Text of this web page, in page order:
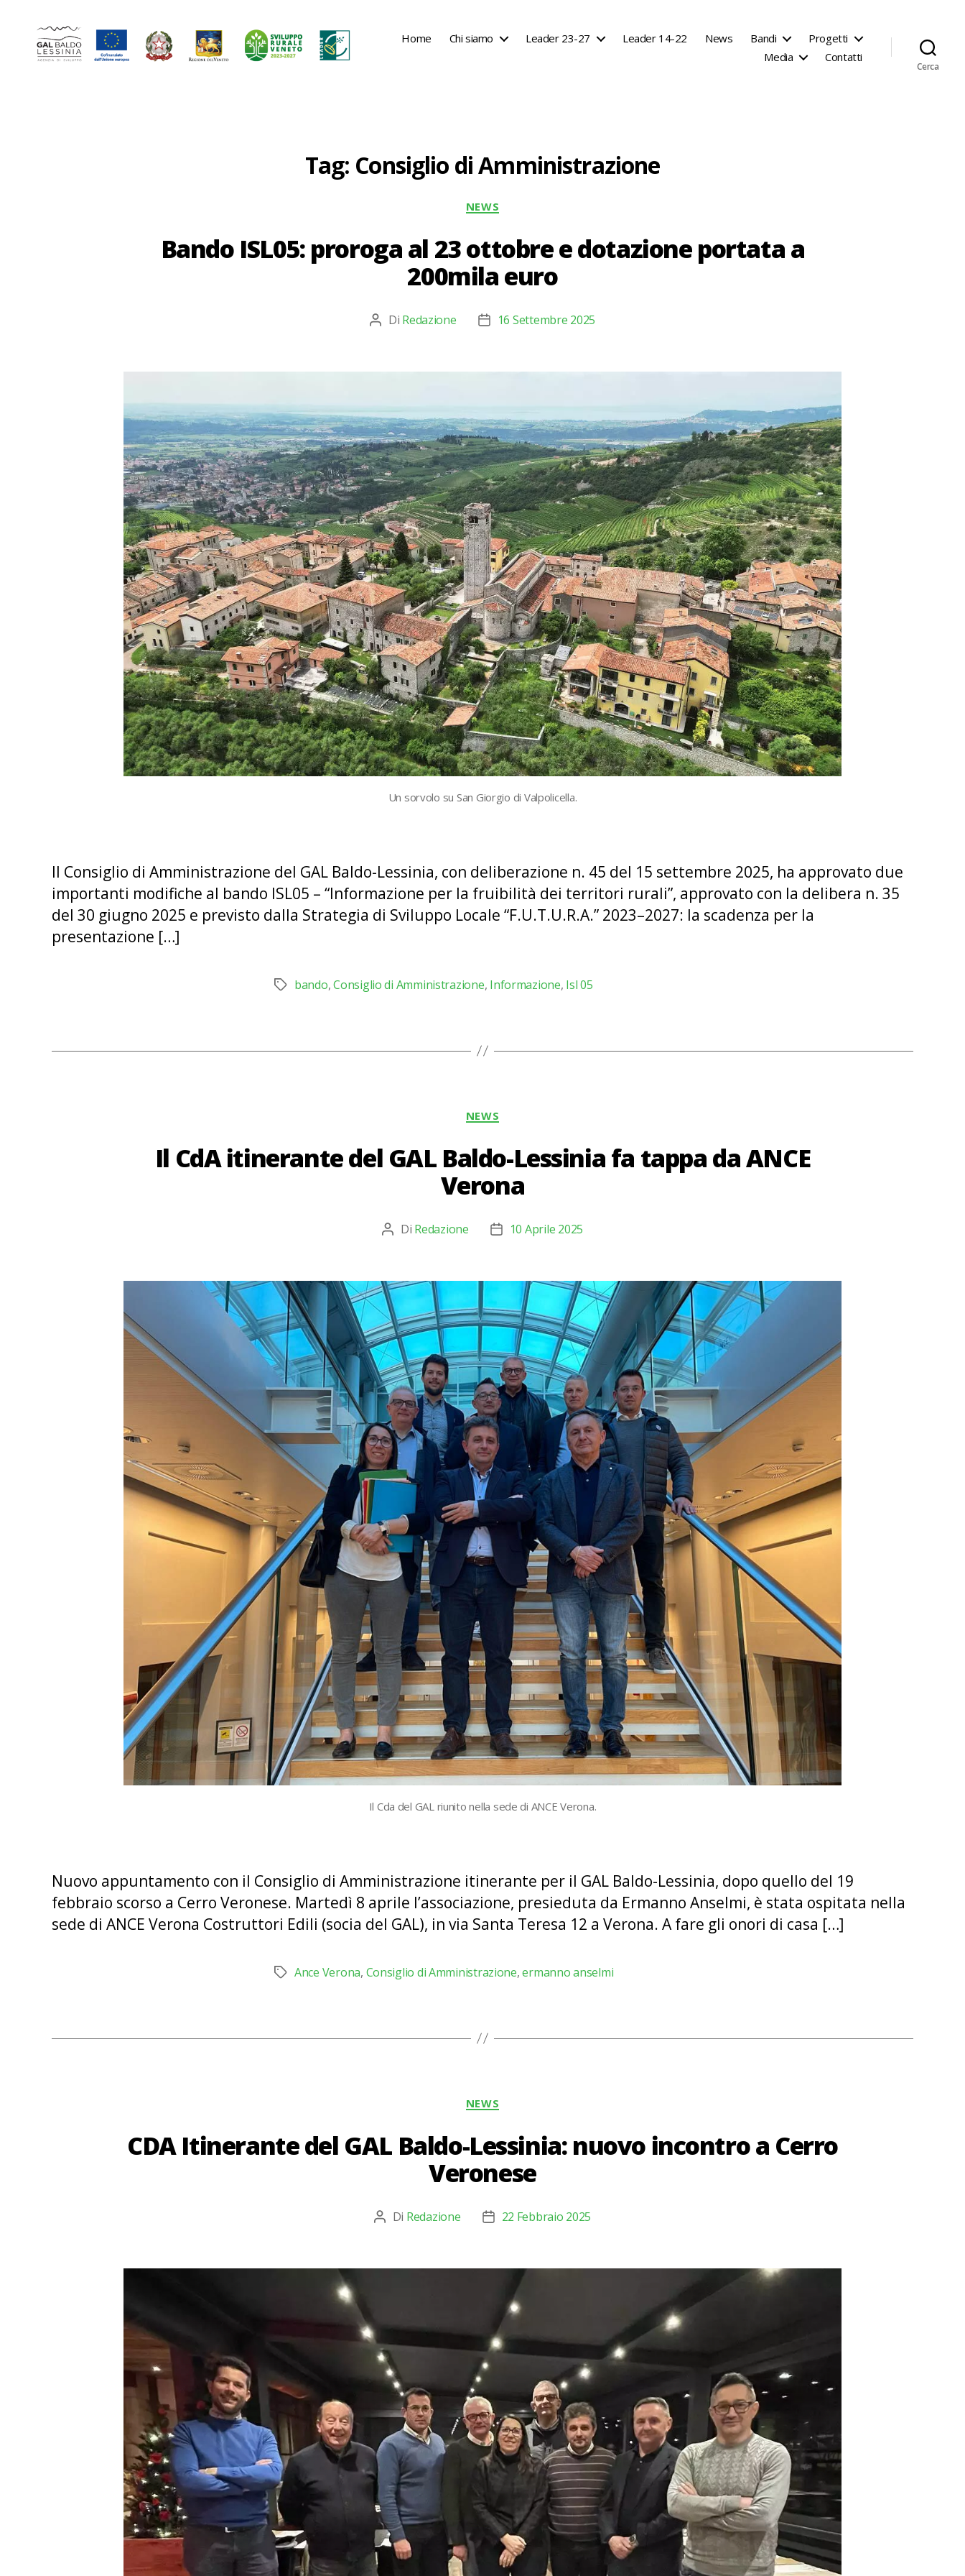
Home Chi siamo Leader 23-27 Leader 14-22 News Bandi
Progetti
Media
Contatti
Cerca
Tag: Consiglio di Amministrazione
Categorie
NEWS
Bando ISL05: proroga al 23 ottobre e dotazione portata a
200mila euro
Autore
Di Redazione
Data16 Settembre 2025
Un sorvolo su San Giorgio di Valpolicella.
Il Consiglio di Amministrazione del GAL Baldo-Lessinia, con deliberazione n. 45 del 15 settembre 2025, ha approvato due
importanti modifiche al bando ISL05 – “Informazione per la fruibilità dei territori rurali”, approvato con la delibera n. 35
del 30 giugno 2025 e previsto dalla Strategia di Sviluppo Locale “F.U.T.U.R.A.” 2023–2027: la scadenza per la
presentazione […]
Tag bando,Consiglio di Amministrazione, Informazione, Isl 05
Categorie
NEWS
Il CdA itinerante del GAL Baldo-Lessinia fa tappa da ANCE
Verona
Autore
Di Redazione
Data10 Aprile 2025
Il Cda del GAL riunito nella sede di ANCE Verona.
Nuovo appuntamento con il Consiglio di Amministrazione itinerante per il GAL Baldo-Lessinia, dopo quello del 19
febbraio scorso a Cerro Veronese. Martedì 8 aprile l’associazione, presieduta da Ermanno Anselmi, è stata ospitata nella
sede di ANCE Verona Costruttori Edili (socia del GAL), in via Santa Teresa 12 a Verona. A fare gli onori di casa […]
TagAnce Verona, Consiglio di Amministrazione,ermanno anselmi
Categorie
NEWS
CDA Itinerante del GAL Baldo-Lessinia: nuovo incontro a Cerro
Veronese
Autore
Di Redazione
Data22 Febbraio 2025